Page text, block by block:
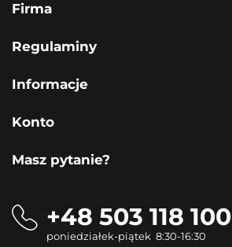
Firma
Regulaminy
Informacje
Konto
Masz pytanie?
+48 503 118 100
poniedziałek-piątek 8:30-16:30